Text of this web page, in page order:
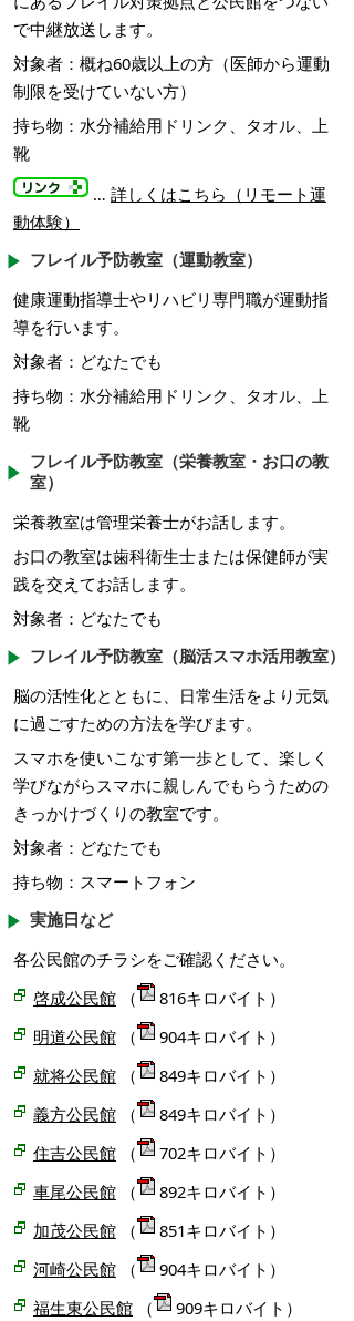
で中継放送します。
対象者：概ね60歳以上の方（医師から運動
制限を受けていない方）
持ち物：水分補給用ドリンク、タオル、上
靴
… 詳しくはこちら（リモート運
動体験）
フレイル予防教室（運動教室）
健康運動指導士やリハビリ専門職が運動指
導を行います。
対象者：どなたでも
持ち物：水分補給用ドリンク、タオル、上
靴
フレイル予防教室（栄養教室・お口の教
室）
栄養教室は管理栄養士がお話します。
お口の教室は歯科衛生士または保健師が実
践を交えてお話します。
対象者：どなたでも
フレイル予防教室（脳活スマホ活用教室）
脳の活性化とともに、日常生活をより元気
に過ごすための方法を学びます。
スマホを使いこなす第一歩として、楽しく
学びながらスマホに親しんでもらうための
きっかけづくりの教室です。
対象者：どなたでも
持ち物：スマートフォン
実施日など
各公民館のチラシをご確認ください。
啓成公民館 （
816キロバイト）
明道公民館 （
904キロバイト）
就将公民館 （
849キロバイト）
義方公民館 （
849キロバイト）
住吉公民館 （
702キロバイト）
車尾公民館 （
892キロバイト）
加茂公民館 （
851キロバイト）
河崎公民館 （
904キロバイト）
福生東公民館 （
909キロバイト）